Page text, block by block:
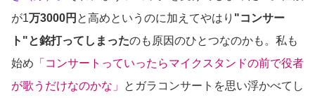
が1万3000円 と高めというのに加えてやはり "コンサー
ト"と銘打ってしまったのも原因のひとつなのかも。私も
始め 「コンサートっていったらマイクスタンドの前で役者
が歌うだけなのかな」
とガラコンサートを思い浮かべてし